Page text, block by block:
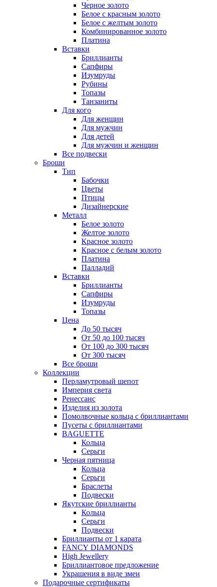
Черное золото
Белое с красным золото
Белое с желтым золото
Комбинированное золото
Платина
Вставки
Бриллианты
Сапфиры
Изумруды
Рубины
Топазы
Танзаниты
Для кого
Для женщин
Для мужчин
Для детей
Для мужчин и женщин
Все подвески
Броши
Тип
Бабочки
Цветы
Птицы
Дизайнерские
Металл
Белое золото
Желтое золото
Красное золото
Красное с белым золото
Платина
Палладий
Вставки
Бриллианты
Сапфиры
Изумруды
Топазы
Цена
До 50 тысяч
От 50 до 100 тысяч
От 100 до 300 тысяч
От 300 тысяч
Все броши
Коллекции
Перламутровый шепот
Империя света
Ренессанс
Изделия из золота
Помолвочные кольца с бриллиантами
Пусеты с бриллиантами
BAGUETTE
Кольца
Серьги
Черная пятница
Кольца
Серьги
Браслеты
Подвески
Якутские бриллианты
Кольца
Серьги
Подвески
Бриллианты от 1 карата
FANCY DIAMONDS
High Jewellery
Бриллиантовое предложение
Украшения в виде змеи
Подарочные сертификаты